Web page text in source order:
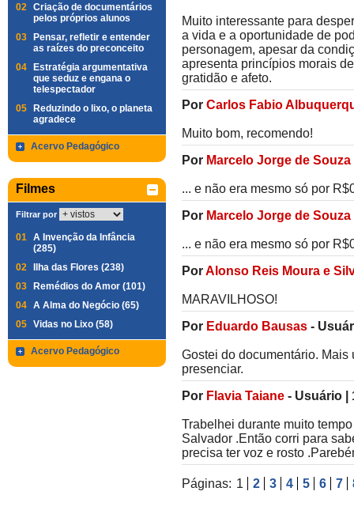
02 Criação de documentários
pelos próprios alunos
03
Pensar, refletir e entender
as raízes do preconceito
04
Estratégia argumentativa
que seduz e engana o
telespectador
05
Reduzindo o lixo, o planeta
agradece
Acervo Pedagógico
Filmes
Filtrar por
01 A Invenção da Infância
(285)
02
Ilha das Flores (238)
03
Remédios do Amor (101)
04 A Alma do Negócio (65)
05 Vidas no Lixo (58)
Acervo Pedagógico
Muito interessante para
a vida e a oportunidade de
personagem, apesar da
apresenta princípios morais
gratidão e afeto.
Por Carlos Fabio
Muito bom, recomendo!
Por Marcelo Jorge de
... e não era mesmo só por
Por Marcelo Jorge de
... e não era mesmo só por
PorAlonso Reis Moura e
MARAVILHOSO!
Por Eduardo Bausas -
Gostei do documentário.
presenciar.
Por Flavia Taiane - Usuário
Trabelhei durante muito
Salvador .Então corri para
precisa ter voz e rosto
Páginas: 1 2 3 4 5 6 7